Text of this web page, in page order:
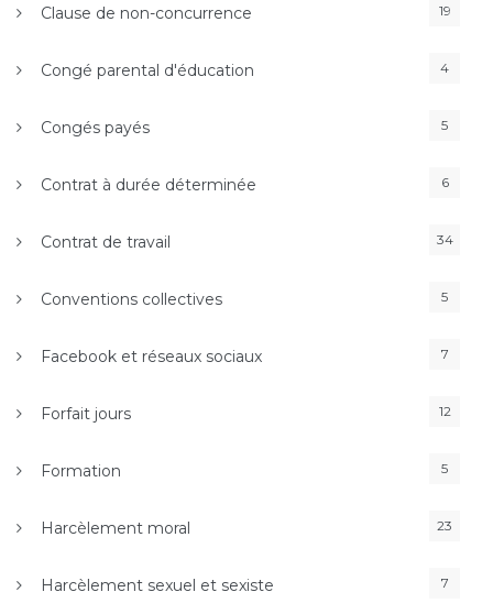
Clause de non-concurrence 19
Congé parental d'éducation 4
Congés payés 5
Contrat à durée déterminée 6
Contrat de travail 34
Conventions collectives 5
Facebook et réseaux sociaux 7
Forfait jours 12
Formation 5
Harcèlement moral 23
Harcèlement sexuel et sexiste 7